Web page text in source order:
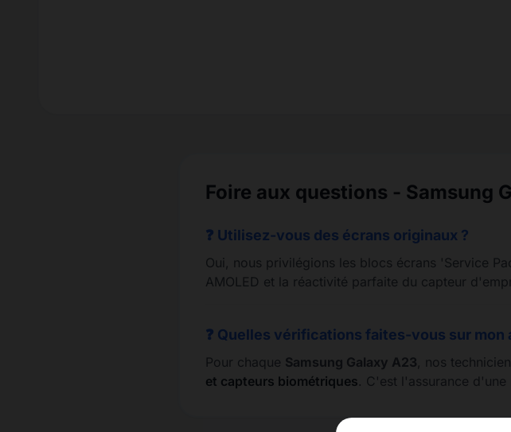
Foire aux questions - Samsung
❓ Utilisez-vous des écrans originaux ?
Oui, nous privilégions les blocs écrans 'Service
AMOLED et la réactivité parfaite du capteur
❓ Quelles vérifications faites-vous sur mon
Pour chaque Samsung Galaxy A23, nos
et capteurs biométriques. C'est l'assurance